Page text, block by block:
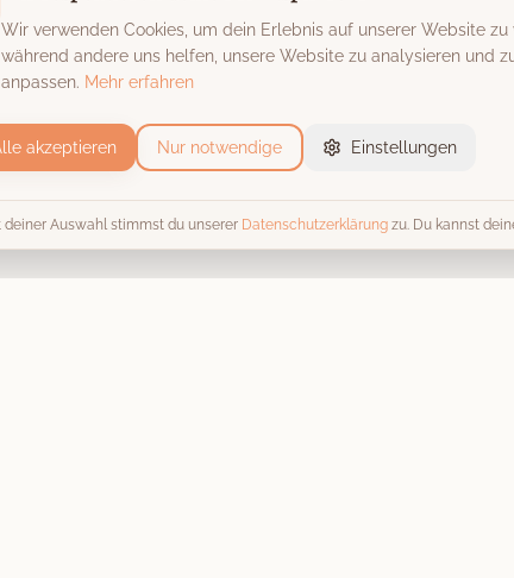
Wir verwenden Cookies, um dein Erlebnis auf unserer Website
während andere uns helfen, unsere Website zu analysieren und
anpassen. Mehr erfahren
akzeptieren Nur notwendige Einstellungen
deiner Auswahl stimmst du unserer Datenschutzerklärung zu. Du kannst